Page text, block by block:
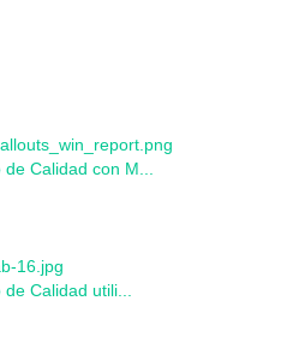
Calidad con M...
Calidad utili...